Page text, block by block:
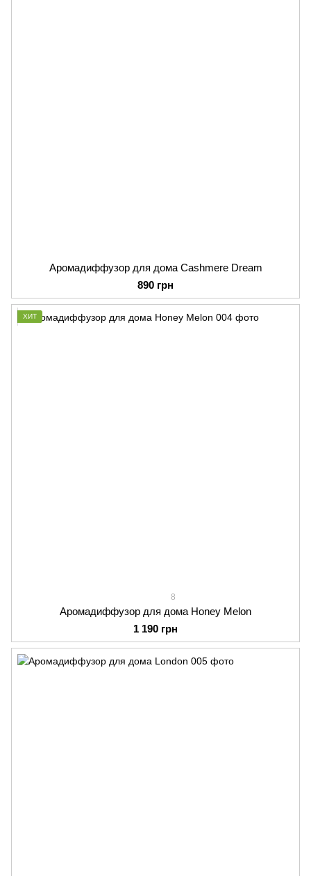
Аромадиффузор для дома Cashmere Dream
890 грн
ХИТ
8
Аромадиффузор для дома Honey Melon
1 190 грн